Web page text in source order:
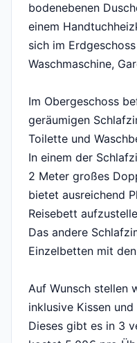
bodenebenen
einem
sich im
Waschmaschine,
Im Obergeschoss
geräumigen
Toilette und
In einem der
2 Meter großes
bietet ausreichend
Reisebett
Das andere
Einzelbetten mit
Auf Wunsch stellen
inklusive Kissen
Dieses gibt es in 3